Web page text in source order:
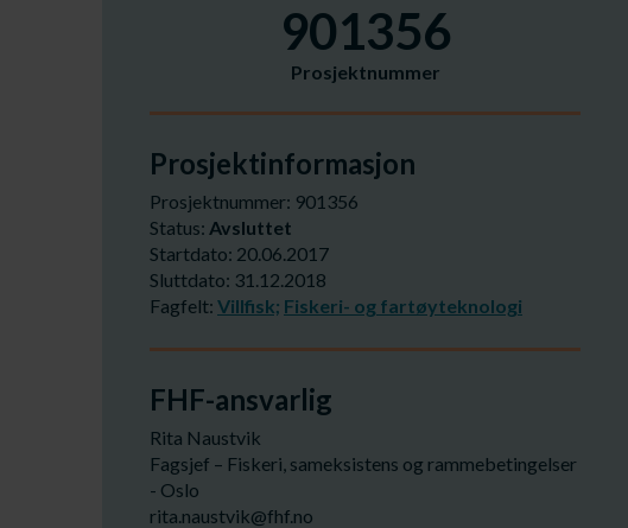
901356
Prosjektnummer
Prosjektinformasjon
Prosjektnummer: 901356
Status: Avsluttet
Startdato: 20.06.2017
Sluttdato: 31.12.2018
Fagfelt: Villfisk; Fiskeri- og fartøyteknologi
FHF-ansvarlig
Rita Naustvik
Fagsjef – Fiskeri, sameksistens og rammebetingelser
- Oslo
rita.naustvik@fhf.no